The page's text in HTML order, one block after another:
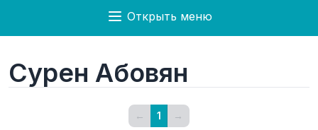
Открыть меню
Сурен Абовян
← 1 →